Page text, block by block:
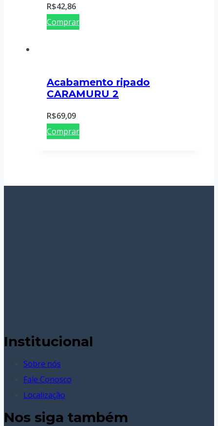
R$42,86
Comprar
Acabamento ripado
CARAMURU 2
R$69,09
Comprar
Institucional
Sobre nós
Fale Conosco
Localização
Nos siga também